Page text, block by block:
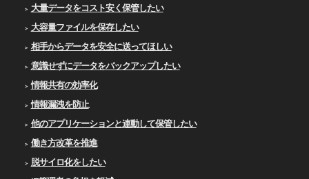
大量データをコスト安く保管したい
大容量ファイルを保存したい
相手からデータを安全に送ってほしい
意識せずにデータをバックアップしたい
情報共有の効率化
情報漏洩を防止
他のアプリケーションと連動して保管したい
働き方改革を推進
脱サイロ化をしたい